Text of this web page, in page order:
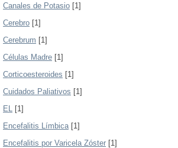
Canales de Potasio [1]
Cerebro [1]
Cerebrum [1]
Células Madre [1]
Corticoesteroides [1]
Cuidados Paliativos [1]
EL [1]
Encefalitis Límbica[1]
Encefalitis por Varicela Zóster [1]